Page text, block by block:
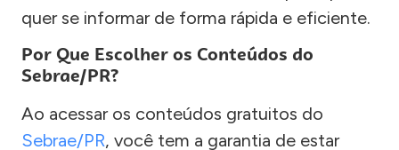
quer se informar de forma rápida e eficiente.
Por Que Escolher os Conteúdos do
Sebrae/PR?
Ao acessar os conteúdos gratuitos do
Sebrae/PR, você tem a garantia de estar